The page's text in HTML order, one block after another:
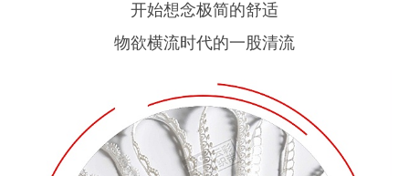
开始想念极简的舒适
物欲横流时代的一股清流